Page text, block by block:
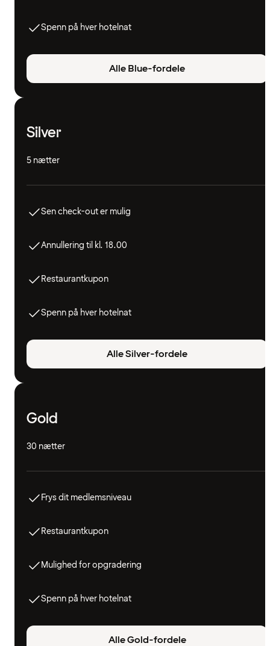
Spenn på hver hotelnat
Alle Blue-fordele
Silver
5 nætter
Sen check-out er mulig
Annullering til kl. 18.00
Restaurantkupon
Spenn på hver hotelnat
Alle Silver-fordele
Gold
30 nætter
Frys dit medlemsniveau
Restaurantkupon
Mulighed for opgradering
Spenn på hver hotelnat
Alle Gold-fordele